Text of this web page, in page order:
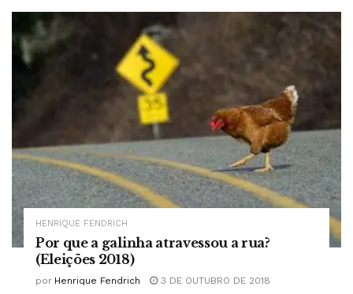
HENRIQUE FENDRICH
Por que a galinha atravessou a rua?
(Eleições 2018)
por Henrique Fendrich 3 DE OUTUBRO DE 2018